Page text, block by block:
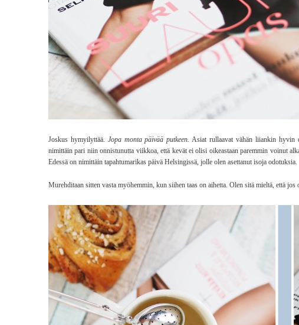
Joskus hymyilyttää. Jopa monta päivää putkeen. Asiat rullaavat vähän liiankin hyvin
nimittäin pari niin onnistunutta viikkoa, että kevät ei olisi oikeastaan paremmin voinut
Edessä on nimittäin tapahtumarikas päivä Helsingissä, jolle olen asettanut isoja odotuksia.
Murehditaan sitten vasta myöhemmin, kun siihen taas on aihetta. Olen sitä mieltä, että